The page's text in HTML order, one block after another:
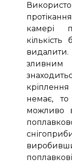
камері
видалити.
зливним
немає,
можливо